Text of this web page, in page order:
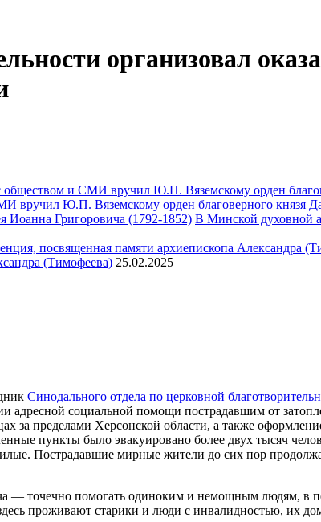
организовал
вручил Ю.П. Вяземскому орден благоверного князя
В Минской духовной
(Тимофеева) 25.02.2025
Синодального отдела по церковной
адресной социальной помощи пострадавшим от
за пределами Херсонской области, а также
пункты было эвакуировано более двух тысяч
Пострадавшие мирные жители до сих пор
— точечно помогать одиноким и немощным людям,
проживают старики и люди с инвалидностью, их